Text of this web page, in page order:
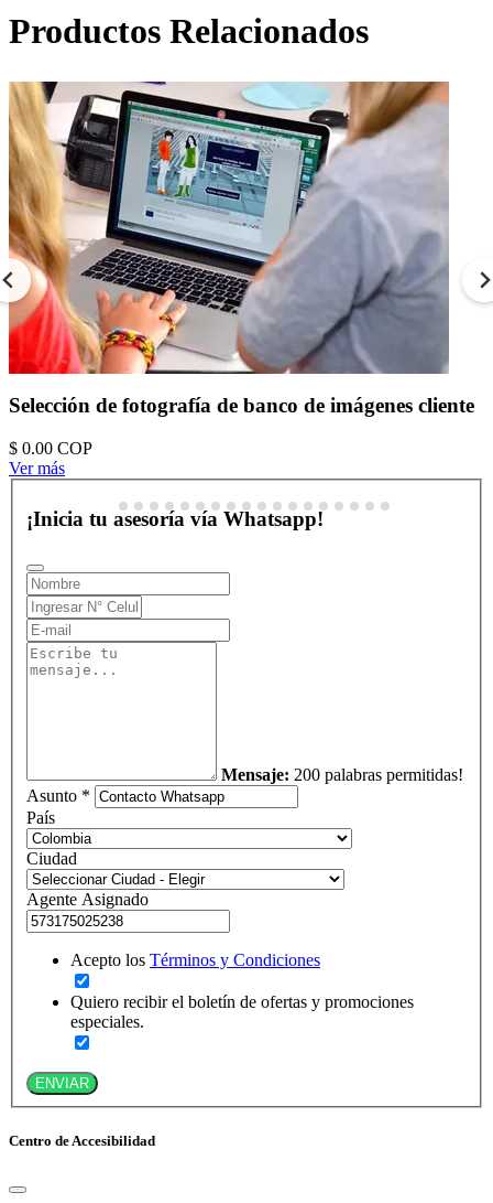
Productos Relacionados
Selección de fotografía de banco de imágenes cliente
$ 0.00 COP
Ver más
¡Inicia tu asesoría vía Whatsapp!
Mensaje: 200 palabras permitidas!
Asunto *
País
Ciudad
Agente Asignado
Acepto los Términos y Condiciones
Quiero recibir el boletín de ofertas y promociones
especiales.
ENVIAR
Centro de Accesibilidad